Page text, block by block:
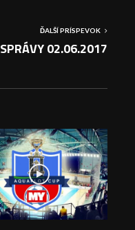
ĎALŠÍ PRÍSPEVOK
SPRÁVY 02.06.2017